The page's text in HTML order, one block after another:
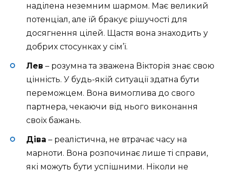
наділена неземним шармом. Має великий
потенціал, але їй бракує рішучості для
досягнення цілей. Щастя вона знаходить у
добрих стосунках у сім’ї.
Лев – розумна та зважена Вікторія знає свою
цінність. У будь-якій ситуації здатна бути
переможцем. Вона вимоглива до свого
партнера, чекаючи від нього виконання
своїх бажань.
Діва – реалістична, не втрачає часу на
марноти. Вона розпочинає лише ті справи,
які можуть бути успішними. Ніколи не